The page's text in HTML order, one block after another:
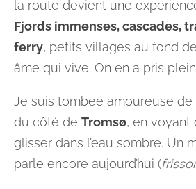
la route devient une
Fjords immenses, cascades,
ferry, petits villages au fond
âme qui vive. On en a pris
Je suis tombée amoureuse de
du côté de Tromsø, en voyant
glisser dans l’eau sombre. Un
parle encore aujourd’hui (